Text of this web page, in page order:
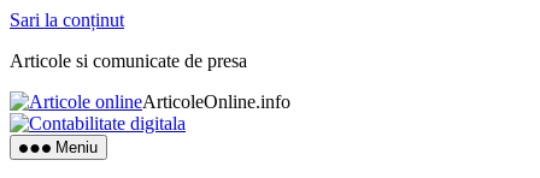
Sari la conținut
Articole si comunicate de presa
ArticoleOnline.info
Meniu